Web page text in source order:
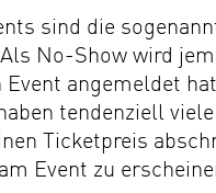
sind die
No-Show wird
angemeldet
tendenziell
Ticketpreis
Event zu